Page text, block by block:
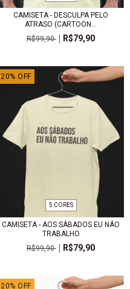
CAMISETA - DESCULPA PELO
ATRASO (CARTOON...
R$99,90
R$79,90
20% OFF
5 CORES
CAMISETA - AOS SÁBADOS EU NÃO
TRABALHO
R$99,90
R$79,90
20% OFF